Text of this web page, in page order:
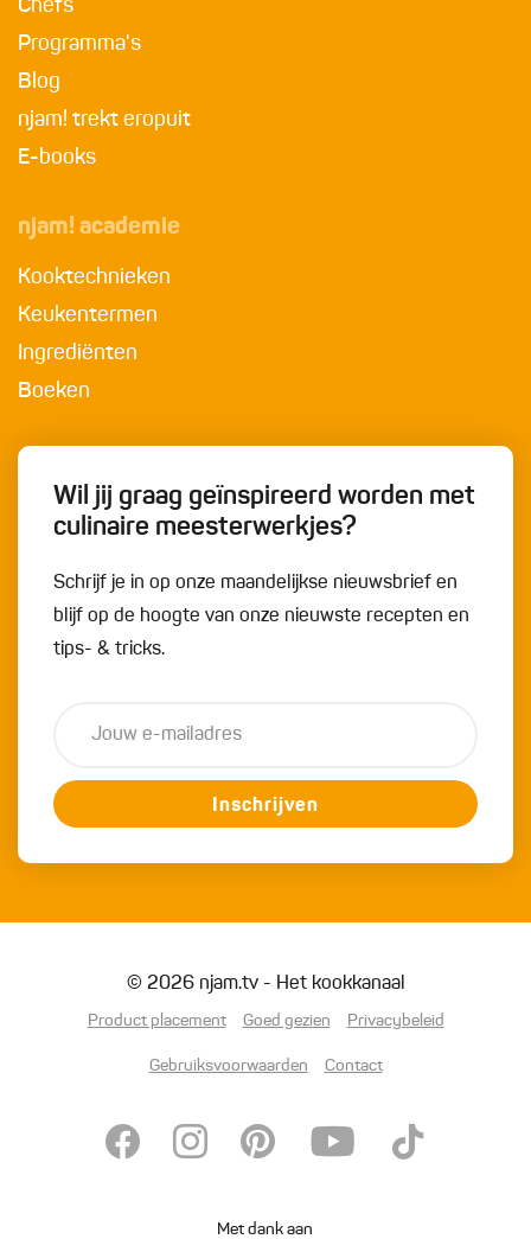
Chefs
Programma's
Blog
njam! trekt eropuit
E-books
njam! academie
Kooktechnieken
Keukentermen
Ingrediënten
Boeken
Wil jij graag geïnspireerd worden met
culinaire meesterwerkjes?
Schrijf je in op onze maandelijkse nieuwsbrief en
blijf op de hoogte van onze nieuwste recepten en
tips- & tricks.
Inschrijven
© 2026 njam.tv - Het kookkanaal
Product placement Goed gezien Privacybeleid
Gebruiksvoorwaarden Contact
Met dank aan